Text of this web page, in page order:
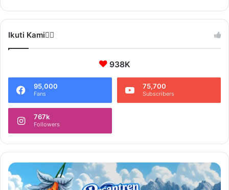
Ikuti Kami❤️‍🔥
938K
95,000
Fans
75,700
Subscribers
767k
Followers